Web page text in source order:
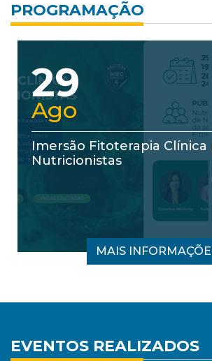
PROGRAMAÇÃO
11
Jul
SIMPÓSIO
CLÍNICA E
MAIS
EVENTOS REALIZADOS